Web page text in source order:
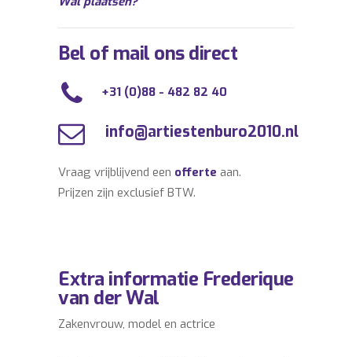
Bel of mail ons direct
+31 (0)88 - 482 82 40
info@artiestenburo2010.nl
Vraag vrijblijvend een offerte aan.
Prijzen zijn exclusief BTW.
Extra informatie Frederique
van der Wal
Zakenvrouw, model en actrice